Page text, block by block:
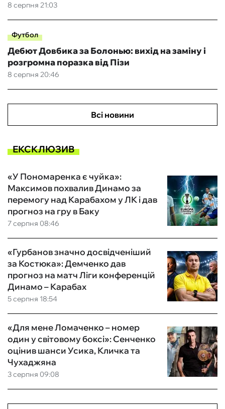
8 серпня 21:03
Футбол
8 серпня 20:46
Дебют Довбика за Болонью: вихід на заміну і
розгромна поразка від Пізи
Всі новини
ЕКСКЛЮЗИВ
7 серпня 08:46
«У Пономаренка є чуйка»:
Максимов похвалив Динамо за
перемогу над Карабахом у ЛК і дав
прогноз на гру в Баку
5 серпня 18:54
«Гурбанов значно досвідченіший
за Костюка»: Демченко дав
прогноз на матч Ліги конференцій
Динамо – Карабах
3 серпня 09:08
«Для мене Ломаченко – номер
один у світовому боксі»: Сенченко
оцінив шанси Усика, Кличка та
Чухаджяна